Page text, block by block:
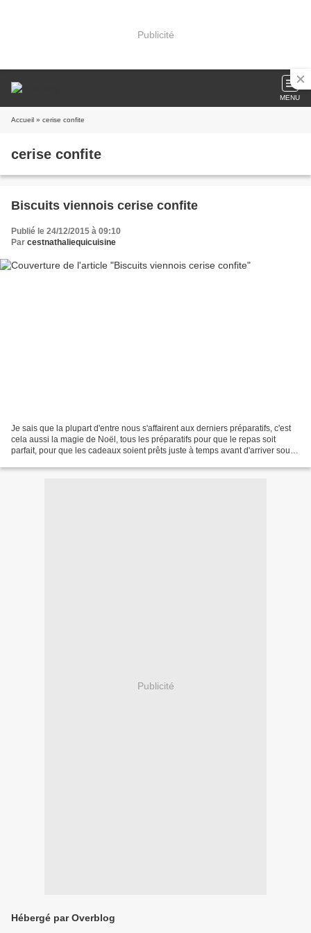
Publicité
MENU
Accueil » cerise confite
cerise confite
Biscuits viennois cerise confite
Publié le 24/12/2015 à 09:10
Par cestnathaliequicuisine
Je sais que la plupart d'entre nous s'affairent aux derniers préparatifs, c'est
cela aussi la magie de Noël, tous les préparatifs pour que le repas soit
parfait, pour que les cadeaux soient prêts juste à temps avant d'arriver sous
Publicité
Hébergé par Overblog